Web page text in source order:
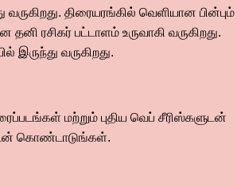
திரையரங்கில் வெளியான பின்பும்
ரசிகர் பட்டாளம் உருவாகி வருகிறது.
இருந்து வருகிறது.
மற்றும் புதிய வெப் சீரிஸ்களுடன்
உடன் கொண்டாடுங்கள்.